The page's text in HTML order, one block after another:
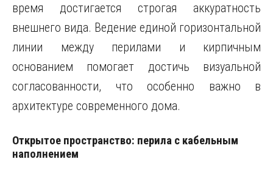
время достигается строгая аккуратность
внешнего вида. Ведение единой горизонтальной
линии между перилами и кирпичным
основанием помогает достичь визуальной
согласованности, что особенно важно в
архитектуре современного дома.
Открытое пространство: перила с кабельным
наполнением